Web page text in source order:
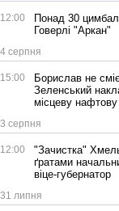
12:00
Понад 30
Говерлі "Аркан"
4 серпня
15:00
Борислав не
Зеленський
місцеву
3 серпня
12:00
"Зачистка"
ґратами
віце-губернатор
31 липня